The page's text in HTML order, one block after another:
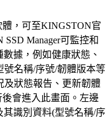
體，可至KINGSTON官
Manager可監控和
據，例如健康狀態、
名稱/序號/韌體版本等
及狀態報告、更新韌體
會進入此畫面。左邊
識別資料(型號名稱/序